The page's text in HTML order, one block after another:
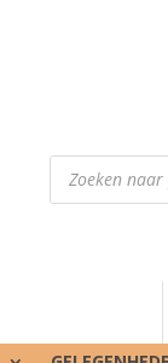
Producten
zoeken